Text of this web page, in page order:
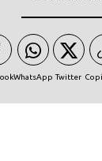
WhatsApp Twitter